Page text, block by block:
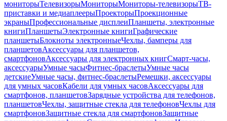
мониторыТелевизорыМониторыМониторы-телевизорыТВ-
приставки и медиаплеерыПроекторыПроекционные
экраныПрофессиональные дисплеиПланшеты, электронные
книгиПланшетыЭлектронные книгиГрафические
планшетыБлокноты электронныеЧехлы, бамперы для
планшетовАксессуары для планшетов,
смартфоновАксессуары для электронных книгСмарт-часы,
аксессуарыУмные часыФитнес-браслетыУмные часы
детскиеУмные часы, фитнес-браслетыРемешки, аксессуары
для умных часовКабели для умных часовАксессуары для
смартфонов, планшетовЗарядные устройства для телефонов,
планшетовЧехлы, защитные стекла для телефоновЧехлы для
смартфоновЗащитные стекла для смартфоновЗащитные